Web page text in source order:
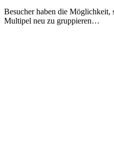
Besucher haben die Möglichkeit,
Multipel neu zu gruppieren…